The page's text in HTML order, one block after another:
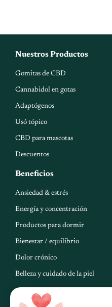
Nuestros Productos
Gomitas de CBD
Cannabidol en gotas
Adaptógenos
Usó tópico
CBD para mascotas
Descuentos
Beneficios
Ansiedad & estrés
Energía y concentración
Productos para dormir
Bienestar / equilibrio
Dolor crónico
Belleza y cuidado de la piel